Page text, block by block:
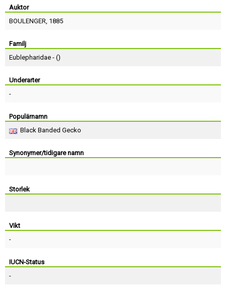
Auktor
BOULENGER, 1885
Familj
Eublepharidae - ()
Underarter
-
Populärnamn
Black Banded Gecko
Synonymer/tidigare namn
Storlek
Vikt
-
IUCN-Status
-
Terms of Service